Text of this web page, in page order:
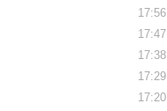
17:56
17:47
17:38
17:29
17:20